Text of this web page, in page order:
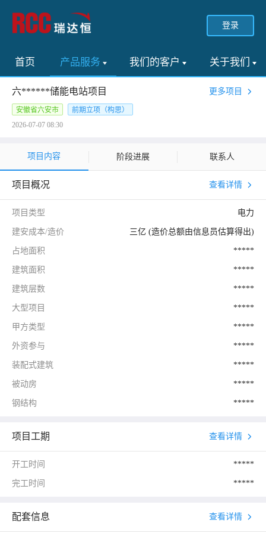
登录
首页 产品服务 我们的客户 关于我们
六******储能电站项目 更多项目
安徽省六安市
前期立项（构思）
2026-07-07 08:30
项目内容 阶段进展 联系人
项目概况 查看详情
项目类型 电力
建安成本/造价 三亿 (造价总额由信息员估算得出)
占地面积 *****
建筑面积 *****
建筑层数 *****
大型项目 *****
甲方类型 *****
外资参与 *****
装配式建筑 *****
被动房 *****
钢结构 *****
项目工期 查看详情
开工时间 *****
完工时间 *****
配套信息 查看详情